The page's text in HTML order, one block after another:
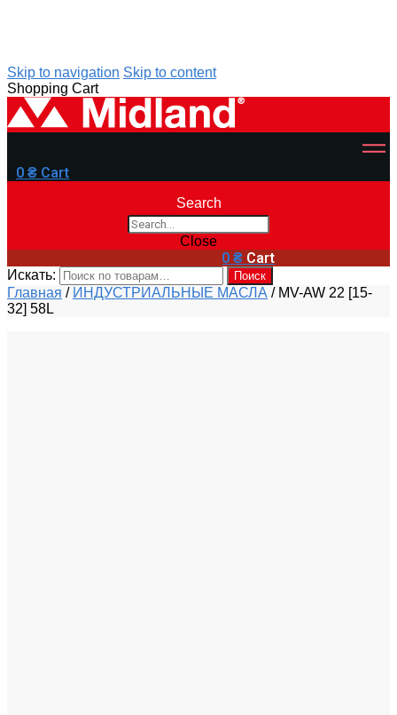
Skip to navigation Skip to content
Shopping Cart
0 ₴ Cart
Search
Close
0₴ Cart
Искать: Поиск
Главная / ИНДУСТРИАЛЬНЫЕ МАСЛА / MV-AW 22 [15-
32] 58L